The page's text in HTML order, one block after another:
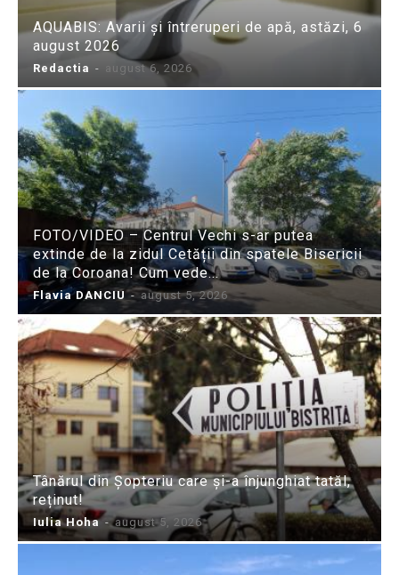
AQUABIS: Avarii și întreruperi de apă, astăzi, 6
august 2026
Redactia - august 6, 2026
FOTO/VIDEO – Centrul Vechi s-ar putea
extinde de la zidul Cetății din spatele Bisericii
de la Coroana! Cum vede...
Flavia DANCIU - august 5, 2026
Tânărul din Șopteriu care și-a înjunghiat tatăl,
reținut!
Iulia Hoha - august 5, 2026